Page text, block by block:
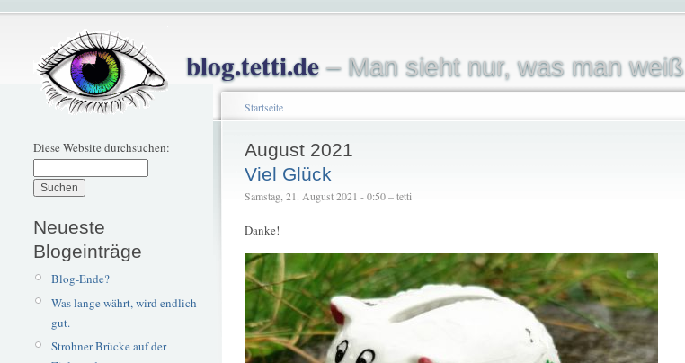
blog.tetti.de– Man sieht nur, was man weiß
Diese Website durchsuchen:
Neueste
Blogeinträge
Blog-Ende?
Was lange währt, wird endlich
gut.
Strohner Brücke auf der
Startseite
August 2021
Viel Glück
Samstag, 21. August 2021 - 0:50 – tetti
Danke!